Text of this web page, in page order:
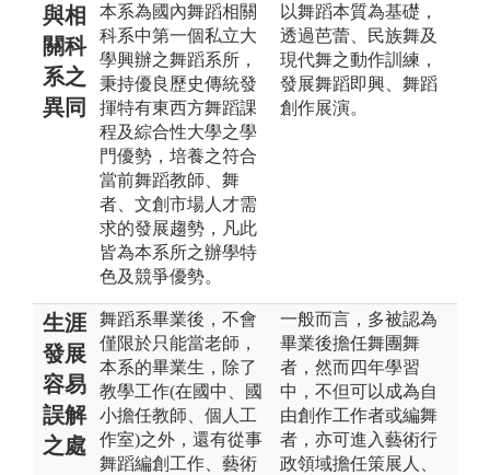
與相
關科
系之
異同
本系為國內舞蹈相關
科系中第一個私立大
學興辦之舞蹈系所，
秉持優良歷史傳統發
揮特有東西方舞蹈課
程及綜合性大學之學
門優勢，培養之符合
當前舞蹈教師、舞
者、文創市場人才需
求的發展趨勢，凡此
皆為本系所之辦學特
色及競爭優勢。
以舞蹈本質為基礎，
透過芭蕾、民族舞及
現代舞之動作訓練，
發展舞蹈即興、舞蹈
創作展演。
生涯
發展
容易
誤解
之處
舞蹈系畢業後，不會
僅限於只能當老師，
本系的畢業生，除了
教學工作(在國中、國
小擔任教師、個人工
作室)之外，還有從事
舞蹈編創工作、藝術
一般而言，多被認為
畢業後擔任舞團舞
者，然而四年學習
中，不但可以成為自
由創作工作者或編舞
者，亦可進入藝術行
政領域擔任策展人、